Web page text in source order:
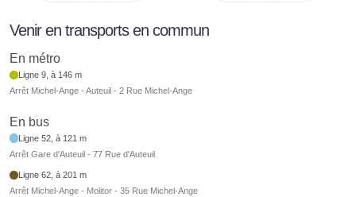
Venir en transports en commun
En métro
Ligne 9, à 146 m
Arrêt Michel-Ange - Auteuil - 2 Rue Michel-Ange
En bus
Ligne 52, à 121 m
Arrêt Gare d'Auteuil - 77 Rue d'Auteuil
Ligne 62, à 201 m
Arrêt Michel-Ange - Molitor - 35 Rue Michel-Ange